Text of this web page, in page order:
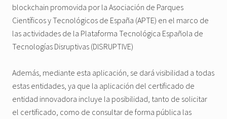
blockchain promovida por la Asociación de Parques
Científicos y Tecnológicos de España (APTE) en el marco de
las actividades de la Plataforma Tecnológica Española de
Tecnologías Disruptivas (DISRUPTIVE)
Además, mediante esta aplicación, se dará visibilidad a todas
estas entidades, ya que la aplicación del certificado de
entidad innovadora incluye la posibilidad, tanto de solicitar
el certificado, como de consultar de forma pública las